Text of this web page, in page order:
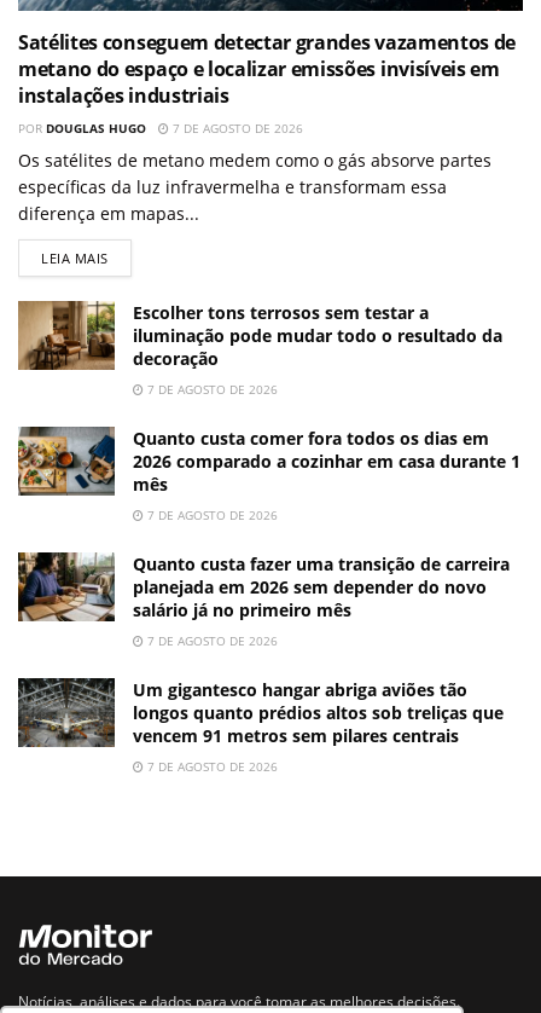
Satélites conseguem detectar grandes vazamentos de
metano do espaço e localizar emissões invisíveis em
instalações industriais
POR DOUGLAS HUGO 7 DE AGOSTO DE 2026
Os satélites de metano medem como o gás absorve partes
específicas da luz infravermelha e transformam essa
diferença em mapas...
LEIA MAIS
Escolher tons terrosos sem testar a
iluminação pode mudar todo o resultado da
decoração
7 DE AGOSTO DE 2026
Quanto custa comer fora todos os dias em
2026 comparado a cozinhar em casa durante 1
mês
7 DE AGOSTO DE 2026
Quanto custa fazer uma transição de carreira
planejada em 2026 sem depender do novo
salário já no primeiro mês
7 DE AGOSTO DE 2026
Um gigantesco hangar abriga aviões tão
longos quanto prédios altos sob treliças que
vencem 91 metros sem pilares centrais
7 DE AGOSTO DE 2026
Notícias, análises e dados para você tomar as melhores decisões.